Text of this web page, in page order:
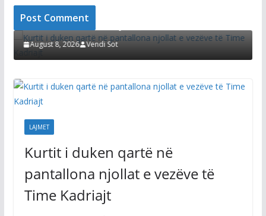
Kurtit i duken qartë në pantallona njollat e
vezëve të Time Kadriajt
August 8, 2026 Vendi Sot
LAJMET
Kurtit i duken qartë në
pantallona njollat e vezëve të
Time Kadriajt